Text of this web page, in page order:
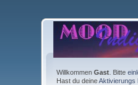
WillkommenGast . Bitte
Hast du deineAktivierungs